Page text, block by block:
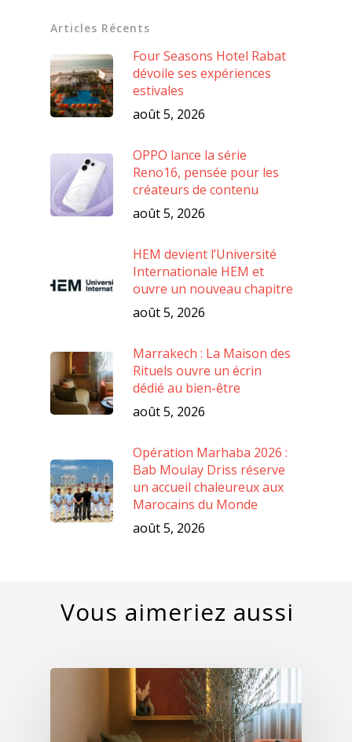
Articles Récents
Four Seasons Hotel Rabat
dévoile ses expériences
estivales
août 5, 2026
OPPO lance la série
Reno16, pensée pour les
créateurs de contenu
août 5, 2026
HEM devient l’Université
Internationale HEM et
ouvre un nouveau chapitre
août 5, 2026
Marrakech : La Maison des
Rituels ouvre un écrin
dédié au bien-être
août 5, 2026
Opération Marhaba 2026 :
Bab Moulay Driss réserve
un accueil chaleureux aux
Marocains du Monde
août 5, 2026